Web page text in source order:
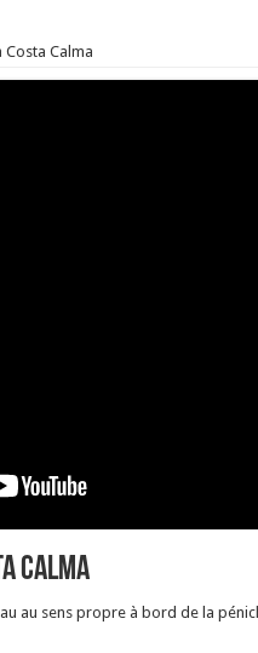
Costa Calma
Calma
au sens propre à bord de la